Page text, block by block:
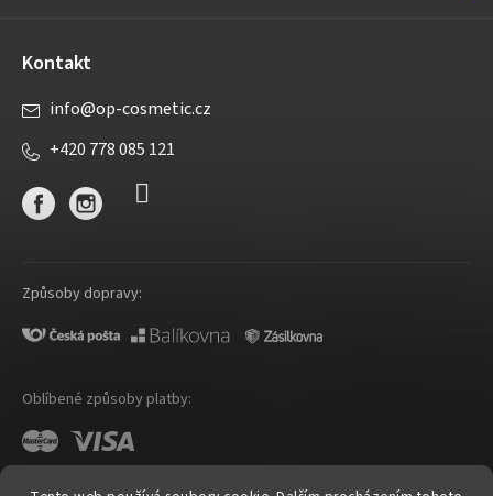
Kontakt
info@op-cosmetic.cz
+420 778 085 121
Způsoby dopravy:
Oblíbené způsoby platby: